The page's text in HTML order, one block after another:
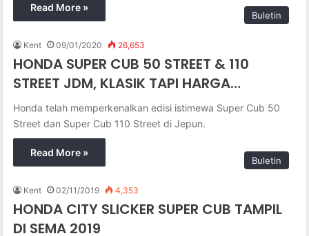
Read More »
Buletin
Kent 09/01/2020 26,653
HONDA SUPER CUB 50 STREET & 110
STREET JDM, KLASIK TAPI HARGA…
Honda telah memperkenalkan edisi istimewa Super Cub 50
Street dan Super Cub 110 Street di Jepun.
Read More »
Buletin
Kent 02/11/2019 4,353
HONDA CITY SLICKER SUPER CUB TAMPIL
DI SEMA 2019